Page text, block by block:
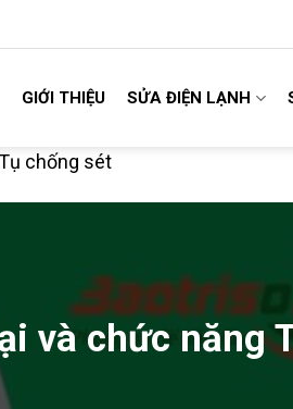
GIỚI THIỆU SỬA ĐIỆN LẠNH
chống sét
và chức năng